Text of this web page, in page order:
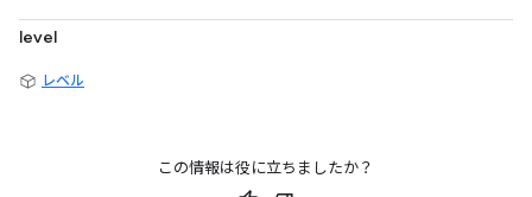
level
レベル
この情報は役に立ちましたか？